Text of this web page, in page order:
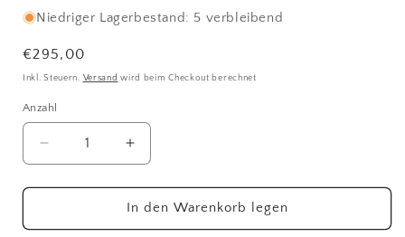
Niedriger Lagerbestand: 5 verbleibend
Normaler
Preis
€295,00
Inkl. Steuern. Versand wird beim Checkout berechnet
Anzahl
Anzahl
Verringere
die
Menge
Serverschrank
Erhöhe
die
Menge
für
Serverschrank
In den Warenkorb legen